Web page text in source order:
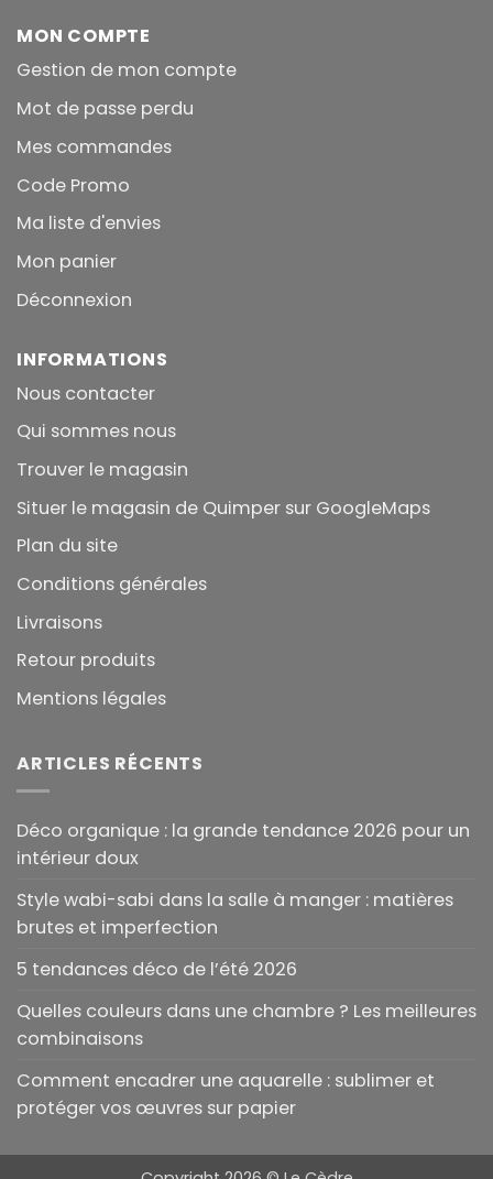
MON COMPTE
Gestion de mon compte
Mot de passe perdu
Mes commandes
Code Promo
Ma liste d'envies
Mon panier
Déconnexion
INFORMATIONS
Nous contacter
Qui sommes nous
Trouver le magasin
Situer le magasin de Quimper sur GoogleMaps
Plan du site
Conditions générales
Livraisons
Retour produits
Mentions légales
ARTICLES RÉCENTS
Déco organique : la grande tendance 2026 pour un
intérieur doux
Style wabi-sabi dans la salle à manger : matières
brutes et imperfection
5 tendances déco de l’été 2026
Quelles couleurs dans une chambre ? Les meilleures
combinaisons
Comment encadrer une aquarelle : sublimer et
protéger vos œuvres sur papier